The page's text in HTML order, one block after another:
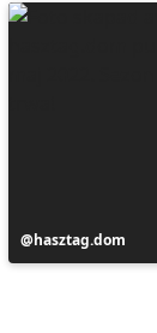
Inlägg
publicerat
hasztag.dom